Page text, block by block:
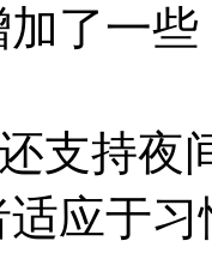
了一
支持
应于